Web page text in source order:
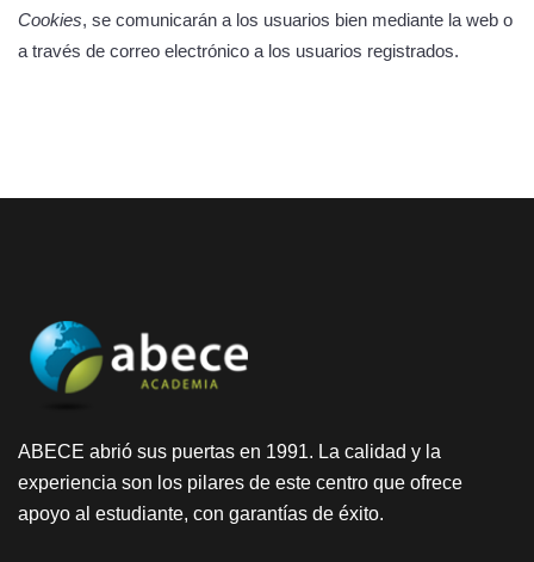
Cookies, se comunicarán a los usuarios bien mediante la web o
a través de correo electrónico a los usuarios registrados.
ABECE abrió sus puertas en 1991. La calidad y la
experiencia son los pilares de este centro que ofrece
apoyo al estudiante, con garantías de éxito.